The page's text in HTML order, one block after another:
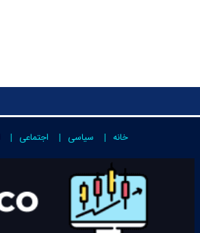
خانه سیاسی اجتماعی